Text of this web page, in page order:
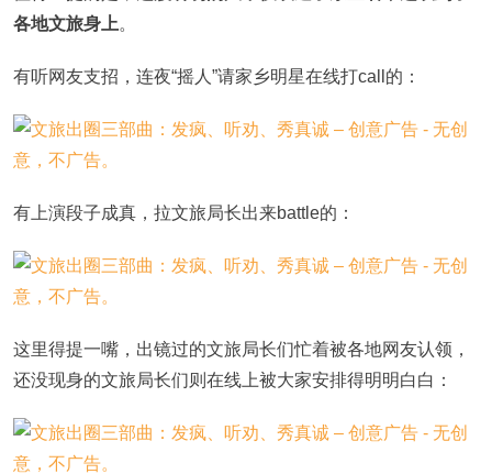
各地文旅身上。
有听网友支招，连夜“摇人”请家乡明星在线打call的：
有上演段子成真，拉文旅局长出来battle的：
这里得提一嘴，出镜过的文旅局长们忙着被各地网友认领，
还没现身的文旅局长们则在线上被大家安排得明明白白：